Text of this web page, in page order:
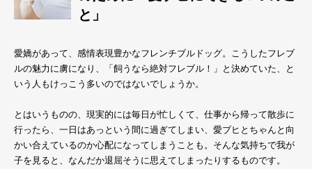
と」
愛嬌があって、感情表現豊かなフレンチブルドッグ。こうしたフレブ
ルの魅力に虜になり、「飼うなら絶対フレブル！」と決めていた、と
いう人もけっこう多いのではないでしょうか。
とはいうものの、現実的には毎日が忙しくて、仕事から帰って散歩に
行ったら、一日はあっという間に過ぎてしまい、愛ブヒとちゃんと向
かい合えているのか心配になってしまうことも。そんな気持ちで我が
子を見ると、なんだか退屈そうに思えてしまったりするものです。